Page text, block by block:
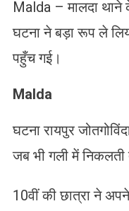
Malda – मालदा थाने
घटना ने बड़ा रूप ले
पहुँच गई।
Malda
घटना रायपुर
जब भी गली में
10वीं की छात्रा ने